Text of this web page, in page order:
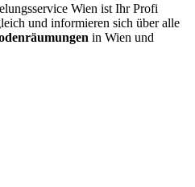
Wien ist Ihr Profi
und informieren sich über alle
in Wien und